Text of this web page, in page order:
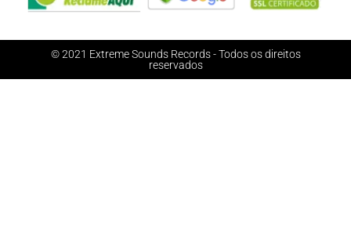
© 2021 Extreme Sounds Records - Todos os direitos
reservados